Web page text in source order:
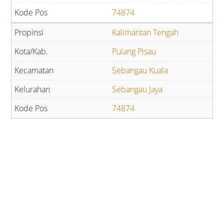
74874
Kalimantan Tengah
Pulang Pisau
Sebangau Kuala
Sebangau Jaya
74874